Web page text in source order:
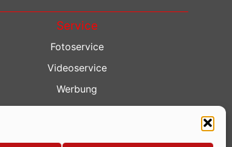
Service
Fotoservice
Videoservice
Werbung